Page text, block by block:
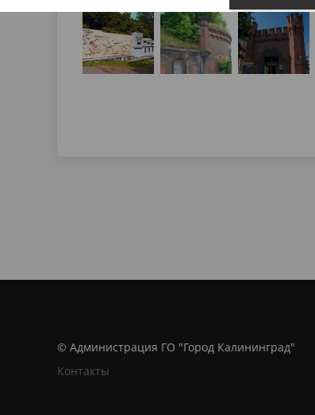
© Администрация ГО "Город Калининград"
Контакты